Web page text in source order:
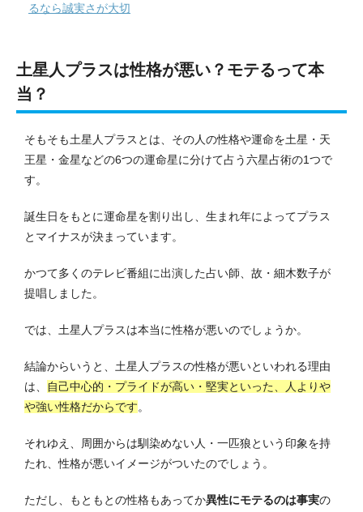
るなら誠実さが大切
土星人プラスは性格が悪い？モテるって本
当？
そもそも土星人プラスとは、その人の性格や運命を土星・天
王星・金星などの6つの運命星に分けて占う六星占術の1つで
す。
誕生日をもとに運命星を割り出し、生まれ年によってプラス
とマイナスが決まっています。
かつて多くのテレビ番組に出演した占い師、故・細木数子が
提唱しました。
では、土星人プラスは本当に性格が悪いのでしょうか。
結論からいうと、土星人プラスの性格が悪いといわれる理由
は、
自己中心的・プライドが高い・堅実といった、人よりや
や強い性格だからです。
それゆえ、周囲からは馴染めない人・一匹狼という印象を持
たれ、性格が悪いイメージがついたのでしょう。
ただし、もともとの性格もあってか異性にモテるのは事実の